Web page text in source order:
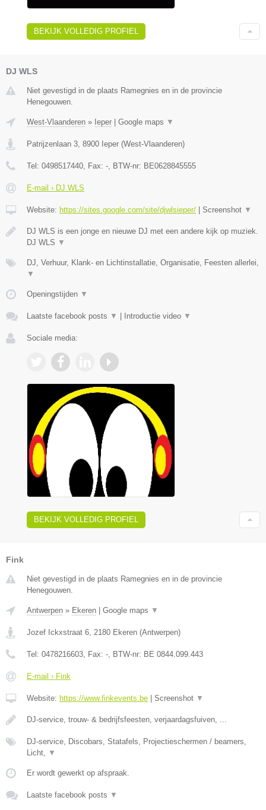
BEKIJK VOLLEDIG PROFIEL
DJ WLS
Niet gevestigd in de plaats Ramegnies en in de provincie
Henegouwen.
West-Vlaanderen » Ieper Google maps ▼
Patrijzenlaan 3, 8900 Ieper (West-Vlaanderen)
Tel: 0498517440, Fax: -, BTW-nr: BE0628845555
E-mail › DJ WLS
Website: https://sites.google.com/site/djwlsieper/ Screenshot ▼
DJ WLS is een jonge en nieuwe DJ met een andere kijk op muziek.
DJ WLS ▼
DJ, Verhuur, Klank- en Lichtinstallatie, Organisatie, Feesten allerlei,
▼
Openingstijden ▼
Laatste facebook posts ▼ Introductie video ▼
Sociale media:
BEKIJK VOLLEDIG PROFIEL
Fink
Niet gevestigd in de plaats Ramegnies en in de provincie
Henegouwen.
Antwerpen » Ekeren Google maps ▼
Jozef Ickxstraat 6 2180 Ekeren (Antwerpen)
Tel: 0478216603 , Fax: - , BTW-nr: BE 0844.099.443
E-mail › Fink
Website: https://www.finkevents.be Screenshot ▼
DJ-service, trouw- & bedrijfsfeesten, verjaardagsfuiven, ...
DJ-service, Discobars, Statafels, Projectieschermen / beamers,
Licht,
▼
Er wordt gewerkt op afspraak.
Laatste facebook posts ▼